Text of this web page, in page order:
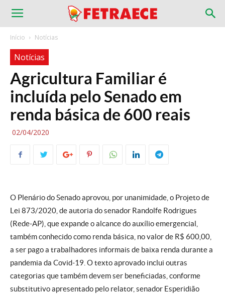
Início Notícias
Notícias
Agricultura Familiar é
incluída pelo Senado em
renda básica de 600 reais
02/04/2020
O Plenário do Senado aprovou, por unanimidade, o Projeto de
Lei 873/2020, de autoria do senador Randolfe Rodrigues
(Rede-AP), que expande o alcance do auxílio emergencial,
também conhecido como renda básica, no valor de R$ 600,00,
a ser pago a trabalhadores informais de baixa renda durante a
pandemia da Covid-19. O texto aprovado inclui outras
categorias que também devem ser beneficiadas, conforme
substitutivo apresentado pelo relator, senador Esperidião